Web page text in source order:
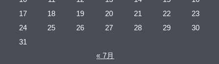
17
18 19 20 21 22
23
24
25 26 27 28 29
30
31
« 7月